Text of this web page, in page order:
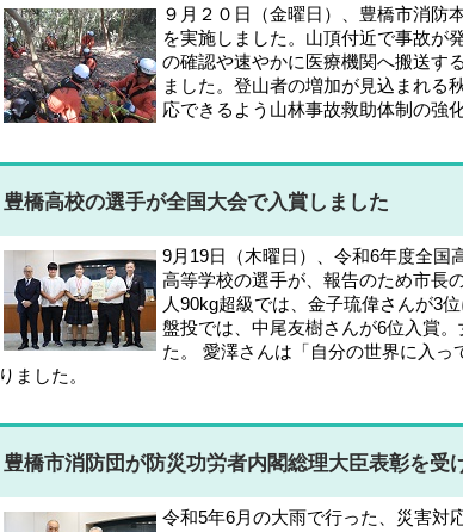
９月２０日（金曜日）、豊橋市消防
を実施しました。山頂付近で事故が
の確認や速やかに医療機関へ搬送す
ました。登山者の増加が見込まれる
応できるよう山林事故救助体制の強
豊橋高校の選手が全国大会で入賞しました
9月19日（木曜日）、令和6年度全国
高等学校の選手が、報告のため市長
人90kg超級では、金子琉偉さんが3
盤投では、中尾友樹さんが6位入賞
た。 愛澤さんは「自分の世界に入
りました。
豊橋市消防団が防災功労者内閣総理大臣表彰を受
令和5年6月の大雨で行った、災害対